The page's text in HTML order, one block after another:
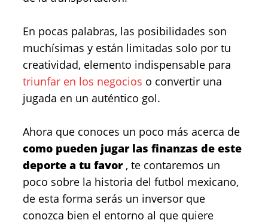
En pocas palabras, las posibilidades son
muchísimas y están limitadas solo por tu
creatividad, elemento indispensable para
triunfar en los negocios o convertir una
jugada en un auténtico gol.
Ahora que conoces un poco más acerca de
como pueden jugar las finanzas de este
deporte a tu favor, te contaremos un
poco sobre la historia del futbol mexicano,
de esta forma serás un inversor que
conozca bien el entorno al que quiere